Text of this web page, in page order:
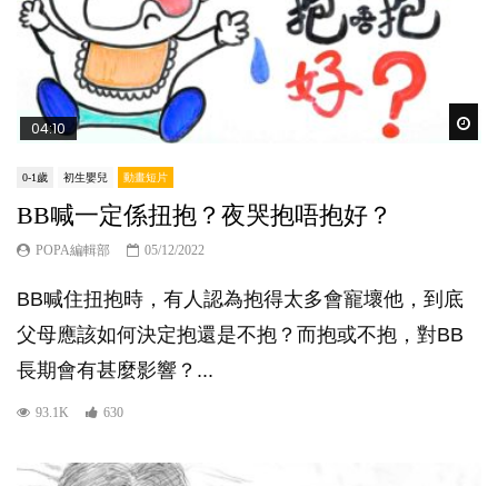
04:10
0-1歲 初生嬰兒 動畫短片
BB喊一定係扭抱？夜哭抱唔抱好？
POPA編輯部 05/12/2022
BB喊住扭抱時，有人認為抱得太多會寵壞他，到底
父母應該如何決定抱還是不抱？而抱或不抱，對BB
長期會有甚麼影響？...
93.1K 630